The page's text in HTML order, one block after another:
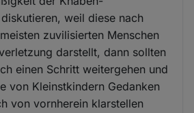
weil diese nach
zuvilisierten Menschen
darstellt, dann sollten
einen Schritt weitergehen und
von Kleinstkindern Gedanken
von vornherein klarstellen